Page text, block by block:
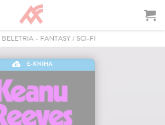
BELETRIA- FANTASY / SCI-FI
E-KNIHA